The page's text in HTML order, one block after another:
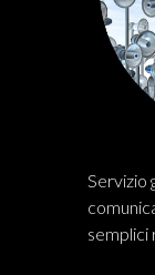
Servizio
semplici